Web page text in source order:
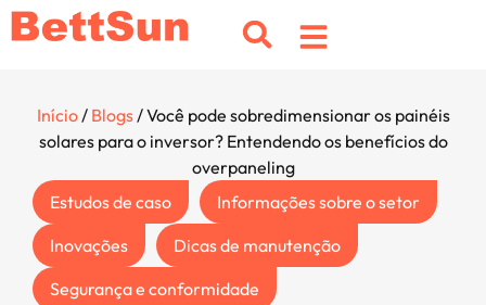
Início/ Blogs/ Você pode sobredimensionar os painéis
solares para o inversor? Entendendo os benefícios do
overpaneling
Estudos de caso
Informações sobre o setor
Inovações
Dicas de manutenção
Segurança e conformidade